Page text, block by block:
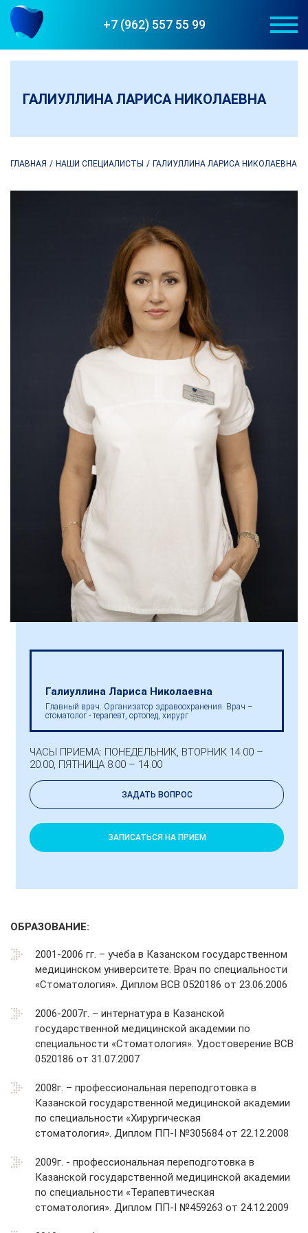
+7 (962) 557 55 99
ГАЛИУЛЛИНА ЛАРИСА НИКОЛАЕВНА
ГЛАВНАЯ НАШИ СПЕЦИАЛИСТЫ ГАЛИУЛЛИНА ЛАРИСА НИКОЛАЕВНА
Галиуллина Лариса Николаевна
Главный врач. Организатор здравоохранения. Врач –
стоматолог - терапевт, ортопед, хирург
ЧАСЫ ПРИЕМА: ПОНЕДЕЛЬНИК, ВТОРНИК 14.00 –
20.00, ПЯТНИЦА 8.00 – 14.00
ЗАДАТЬ ВОПРОС
ЗАПИСАТЬСЯ НА ПРИЕМ
ОБРАЗОВАНИЕ:
2001-2006 гг. – учеба в Казанском государственном
медицинском университете. Врач по специальности
«Стоматология». Диплом ВСВ 0520186 от 23.06.2006
2006-2007г. – интернатура в Казанской
государственной медицинской академии по
специальности «Стоматология». Удостоверение ВСВ
0520186 от 31.07.2007
2008г. – профессиональная переподготовка в
Казанской государственной медицинской академии
по специальности «Хирургическая
стоматология». Диплом ПП-I №305684 от 22.12.2008
2009г. - профессиональная переподготовка в
Казанской государственной медицинской академии
по специальности «Терапевтическая
стоматология». Диплом ПП-I №459263 от 24.12.2009